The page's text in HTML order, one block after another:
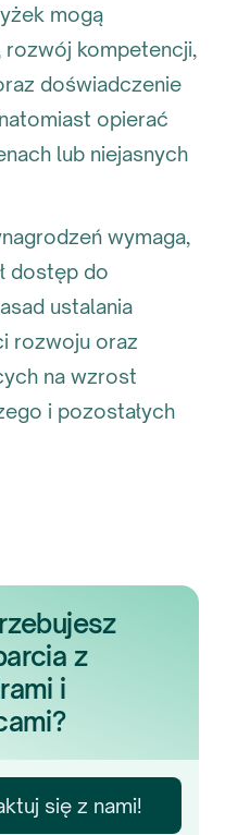
mogą
kompetencji,
doświadczenie
opierać
lub niejasnych
wymaga,
dostęp do
ustalania
rozwoju oraz
na wzrost
i pozostałych
z
i
się z nami!